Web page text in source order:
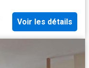
Voir les détails